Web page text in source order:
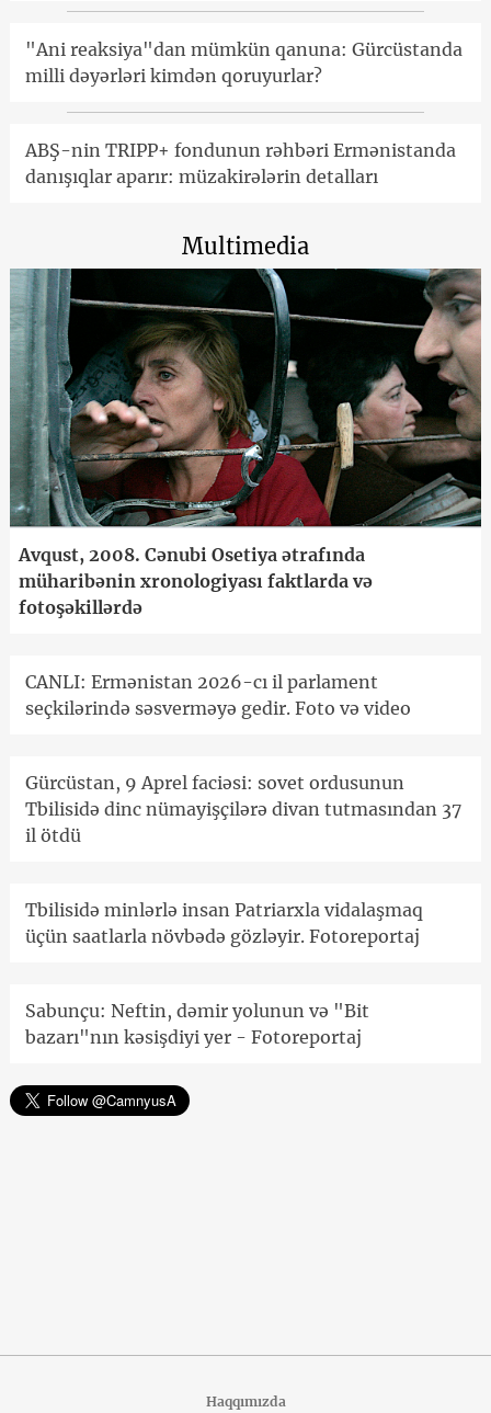
"Ani reaksiya"dan mümkün qanuna: Gürcüstanda
milli dəyərləri kimdən qoruyurlar?
ABŞ-nin TRIPP+ fondunun rəhbəri Ermənistanda
danışıqlar aparır: müzakirələrin detalları
Multimedia
Avqust, 2008. Cənubi Osetiya ətrafında
müharibənin xronologiyası faktlarda və
fotoşəkillərdə
CANLI: Ermənistan 2026-cı il parlament
seçkilərində səsverməyə gedir. Foto və video
Gürcüstan, 9 Aprel faciəsi: sovet ordusunun
Tbilisidə dinc nümayişçilərə divan tutmasından 37
il ötdü
Tbilisidə minlərlə insan Patriarxla vidalaşmaq
üçün saatlarla növbədə gözləyir. Fotoreportaj
Sabunçu: Neftin, dəmir yolunun və "Bit
bazarı"nın kəsişdiyi yer - Fotoreportaj
Haqqımızda